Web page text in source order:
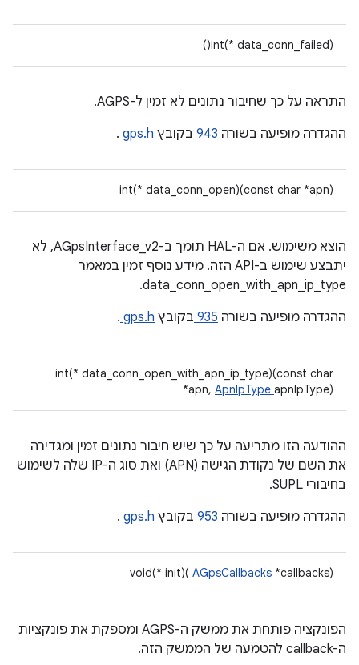
int(* data_conn_failed)()
התראה על כך שחיבור נתונים לא זמין ל-AGPS.
ההגדרה מופיעה בשורה 943 בקובץ gps.h
.
int(* data_conn_open)(const char *apn)
הוצא משימוש. אם ה-HAL תומך ב-AGpsInterface_v2, לא
יתבצע שימוש ב-API הזה. מידע נוסף זמין במאמר
data_conn_open_with_apn_ip_type.
ההגדרה מופיעה בשורה 935 בקובץ gps.h
.
int(* data_conn_open_with_apn_ip_type)(const char
*apn, ApnIpType apnIpType)
ההודעה הזו מתריעה על כך שיש חיבור נתונים זמין ומגדירה
את השם של נקודת הגישה (APN) ואת סוג ה-IP שלה לשימוש
בחיבורי SUPL.
ההגדרה מופיעה בשורה 953 בקובץ gps.h
.
void(* init)( AGpsCallbacks *callbacks)
הפונקציה פותחת את ממשק ה-AGPS ומספקת את פונקציות
ה-callback להטמעה של הממשק הזה.